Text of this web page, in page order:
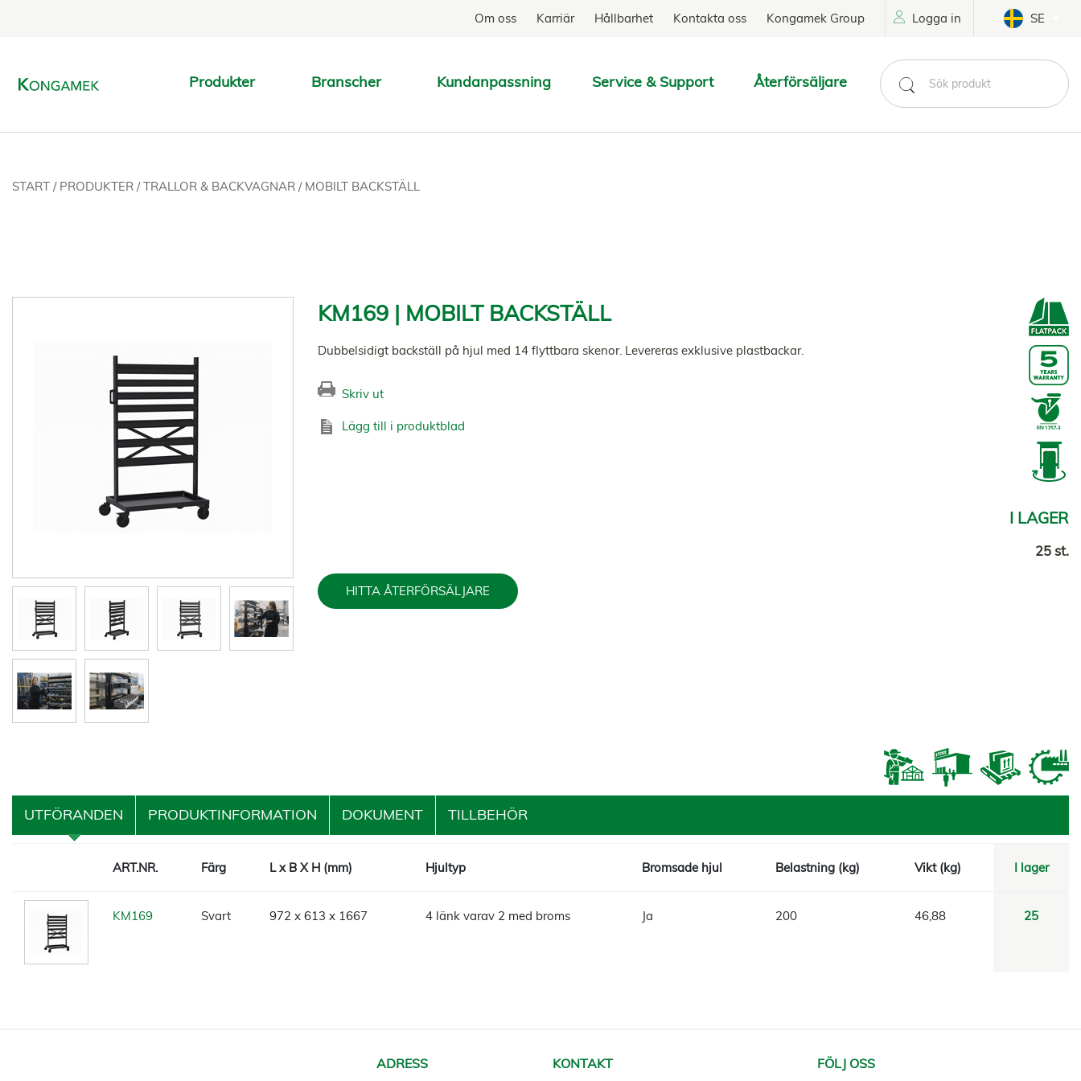
Om oss Karriär Hållbarhet Kontakta oss Kongamek Group Logga in SE
Produkter Branscher Kundanpassning Service & Support Återförsäljare
SÖK
START / PRODUKTER /TRALLOR & BACKVAGNAR / MOBILT BACKSTÄLL
KM169 | MOBILT BACKSTÄLL
Dubbelsidigt backställ på hjul med 14 flyttbara skenor. Levereras exklusive plastbackar.
Skriv ut
Lägg till i produktblad
I LAGER
25 st.
HITTA ÅTERFÖRSÄLJARE
UTFÖRANDEN PRODUKTINFORMATION DOKUMENT TILLBEHÖR
ART.NR. Färg L x B X H (mm) Hjultyp Bromsade hjul Belastning (kg) Vikt (kg) I lager
KM169 Svart 972 x 613 x 1667 4 länk varav 2 med broms Ja 200 46,88 25
ADRESS KONTAKT FÖLJ OSS